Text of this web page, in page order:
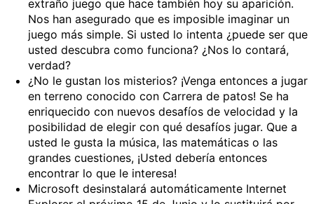
extraño juego que hace también hoy su aparición.
Nos han asegurado que es imposible imaginar un
juego más simple. Si usted lo intenta ¿puede ser que
usted descubra como funciona? ¿Nos lo contará,
verdad?
¿No le gustan los misterios? ¡Venga entonces a jugar
en terreno conocido con Carrera de patos! Se ha
enriquecido con nuevos desafíos de velocidad y la
posibilidad de elegir con qué desafíos jugar. Que a
usted le gusta la música, las matemáticas o las
grandes cuestiones, ¡Usted debería entonces
encontrar lo que le interesa!
Microsoft desinstalará automáticamente Internet